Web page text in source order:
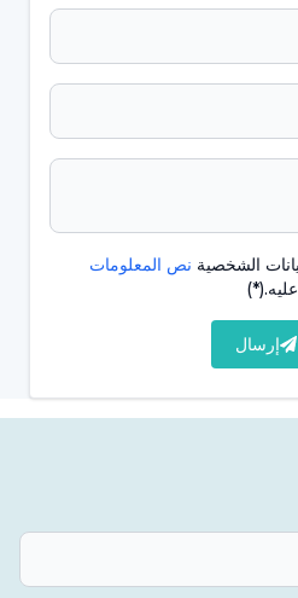
أسنان معوجة، فقد يزيد ذلك
أسنان معوجة وبنية فك
اصطفاف الأسنان. يمكن أن
دقيق عند استبدال الأسنان
المبكر للأسنان اللبنية أو
الشخصية نص المعلومات
(*)
إرسال